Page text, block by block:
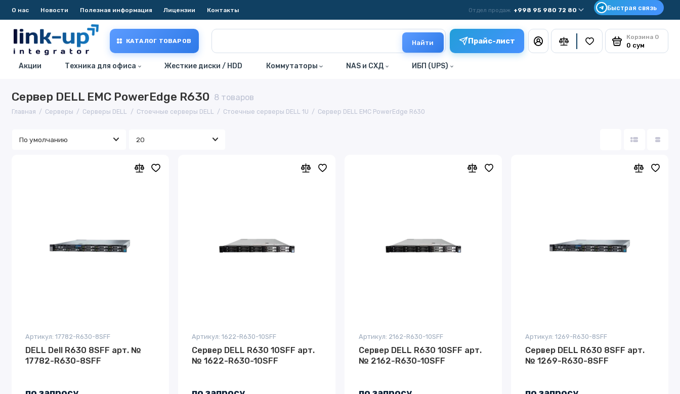
О нас Новости Полезная информация Лицензии Контакты Отдел продаж +998 95 980 72 80
КАТАЛОГ ТОВАРОВ Найти Прайс-лист Корзина 0
0 сум
Акции Техника для офиса Жесткие диски / HDD Коммутаторы NAS и СХД ИБП (UPS)
Сервер DELL EMC PowerEdge R630 8 товаров
Главная Серверы Серверы DELL Стоечные серверы DELL Стоечные серверы DELL 1U Сервер DELL EMC PowerEdge R630
Артикул: 17782-R630-8SFF
DELL Dell R630 8SFF арт. №
17782-R630-8SFF
Артикул: 1622-R630-10SFF
Сервер DELL R630 10SFF арт.
№ 1622-R630-10SFF
Артикул: 2162-R630-10SFF
Сервер DELL R630 10SFF арт.
№ 2162-R630-10SFF
Артикул: 1269-R630-8SFF
Сервер DELL R630 8SFF арт.
№ 1269-R630-8SFF